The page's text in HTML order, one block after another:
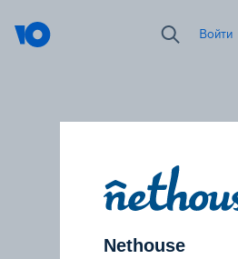
Войти
Nethouse